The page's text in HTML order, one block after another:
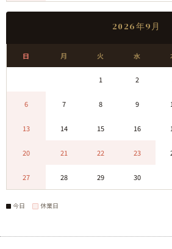
2026年9月
日 月 火 水
1 2
6 7 8 9
13 14 15 16
20 21 22 23
27 28 29 30
今日 休業日